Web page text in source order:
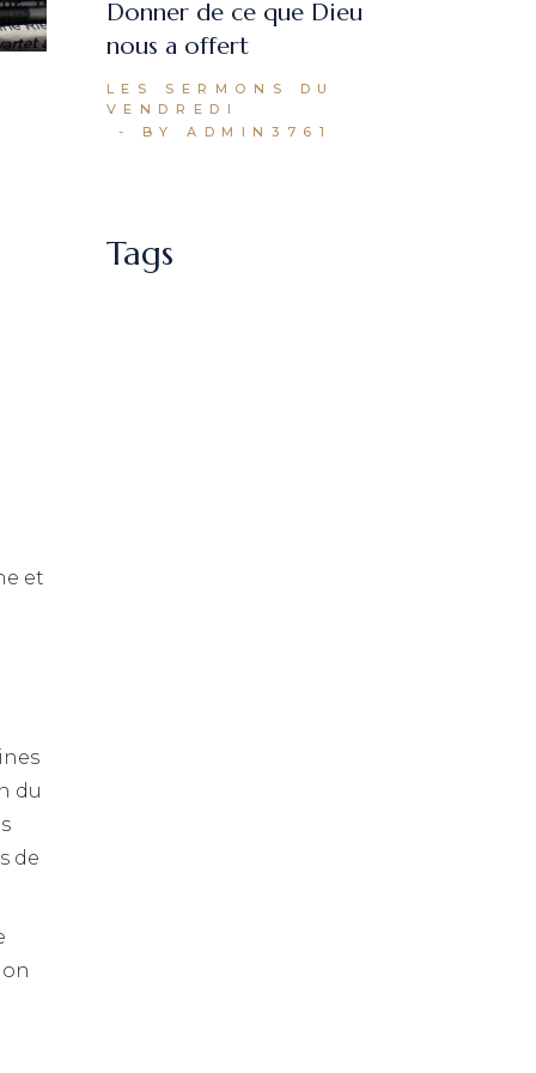
et
du
de
Donner de ce que Dieu
nous a offert
LES SERMONS DU
VENDREDI
BY ADMIN3761
Tags